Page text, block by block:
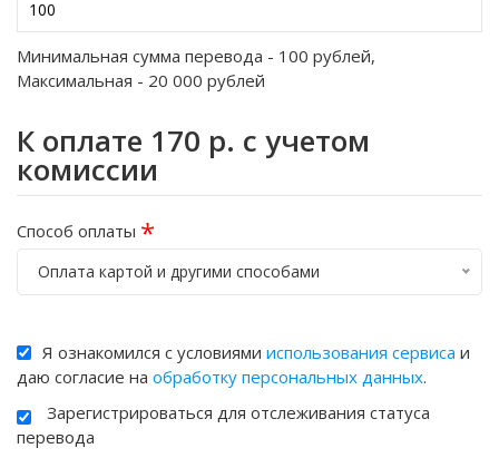
Минимальная сумма перевода - 100 рублей,
Максимальная - 20 000 рублей
К оплате 170 р. с учетом
комиссии
Способ оплаты *
Оплата картой и другими способами
Я ознакомился с условиями использования сервиса и
даю согласие на обработку персональных данных.
Зарегистрироваться для отслеживания статуса
перевода